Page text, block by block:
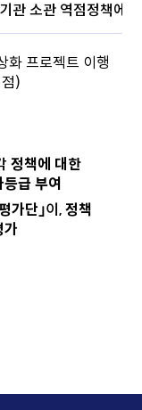
기관 소관 역점정책에
프로젝트 이행
)
정책에 대한
급 부여
가단｣이,정책
가